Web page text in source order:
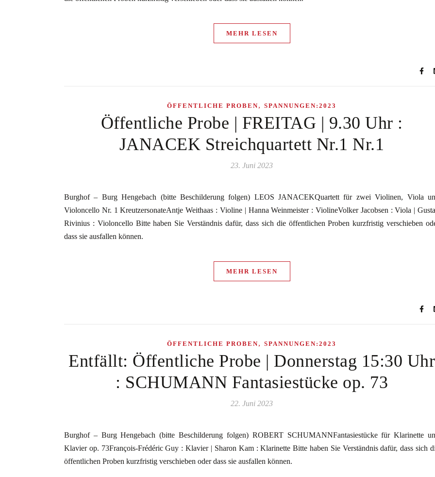
MEHR LESEN
ÖFFENTLICHE PROBEN, SPANNUNGEN:2023
Öffentliche Probe | FREITAG | 9.30 Uhr :
JANACEK Streichquartett Nr.1 Nr.1
23. Juni 2023
Burghof – Burg Hengebach (bitte Beschilderung folgen) LEOS JANACEKQuartett für zwei Violinen, Viola
Violoncello Nr. 1 KreutzersonateAntje Weithaas : Violine | Hanna Weinmeister : ViolineVolker Jacobsen : Viola |
Rivinius : Violoncello Bitte haben Sie Verständnis dafür, dass sich die öffentlichen Proben kurzfristig verschieben
dass sie ausfallen können.
MEHR LESEN
ÖFFENTLICHE PROBEN, SPANNUNGEN:2023
Entfällt: Öffentliche Probe | Donnerstag 15:30 Uhr
: SCHUMANN Fantasiestücke op. 73
22. Juni 2023
Burghof – Burg Hengebach (bitte Beschilderung folgen) ROBERT SCHUMANNFantasiestücke für Klarinette
Klavier op. 73François-Frédéric Guy : Klavier | Sharon Kam : Klarinette Bitte haben Sie Verständnis dafür, dass sich
öffentlichen Proben kurzfristig verschieben oder dass sie ausfallen können.